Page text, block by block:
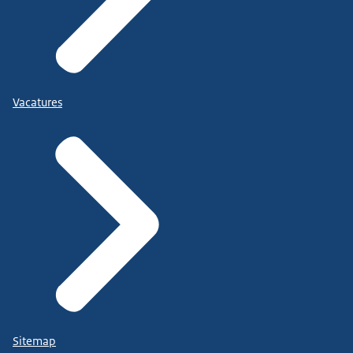
Vacatures
Sitemap